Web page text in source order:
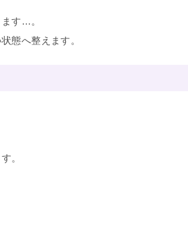
す…。
態へ整えます。
。